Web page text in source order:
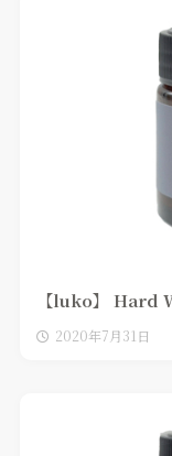
【luko】 Hard
2020年7月31日